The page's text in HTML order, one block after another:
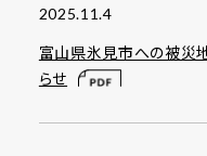
2025.11.4
富山県氷見市への被災
らせ